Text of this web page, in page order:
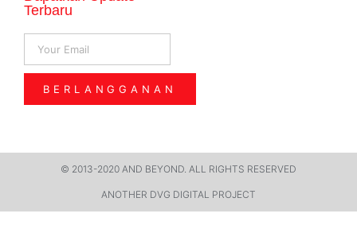
Terbaru
BERLANGGANAN
© 2013-2020 AND BEYOND. ALL RIGHTS RESERVED​
ANOTHER DVG DIGITAL PROJECT